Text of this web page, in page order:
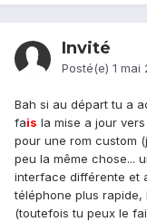
Invité
Posté(e) 1 mai
Bah si au départ tu a
fais la mise a jour
pour une rom custom
peu la même chose...
interface différente et
téléphone plus rapide,
(toutefois tu peux le